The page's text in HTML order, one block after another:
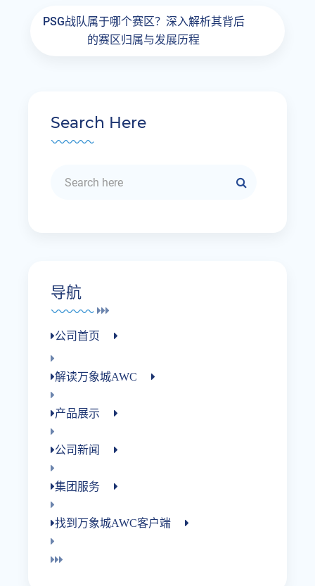
PSG战队属于哪个赛区？深入解析其背后
的赛区归属与发展历程
Search Here
导航
公司首页
解读万象城AWC
产品展示
公司新闻
集团服务
找到万象城AWC客户端